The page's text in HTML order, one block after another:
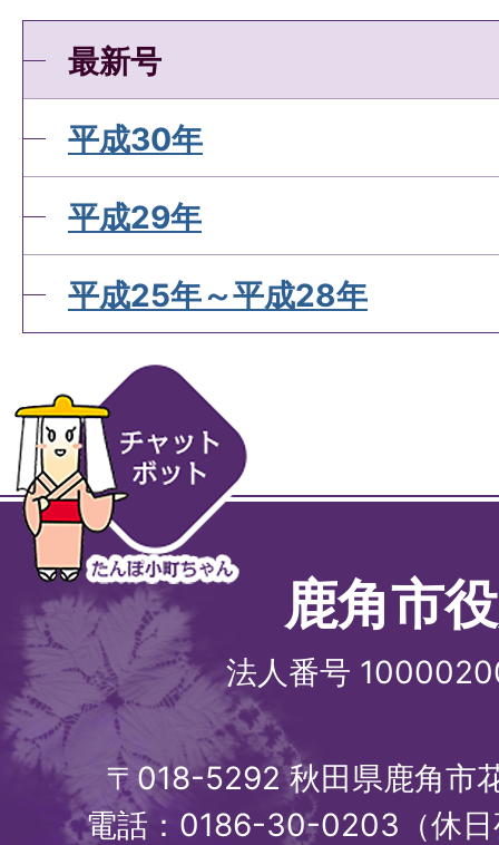
最新号
平成30年
平成29年
平成25年～平成28年
鹿角市
法人番号
〒018-5292 秋田県鹿角市
電話：0186-30-0203（休